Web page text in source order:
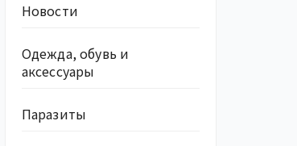
Новости
Одежда, обувь и
аксессуары
Паразиты